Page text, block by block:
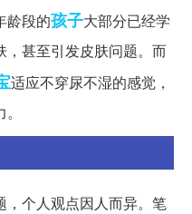
龄段的孩子大部分已经学
，甚至引发皮肤问题。而
适应不穿尿不湿的感觉，
，个人观点因人而异。笔